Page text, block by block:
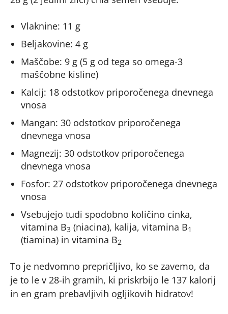
Vlaknine: 11 g
Beljakovine: 4 g
Maščobe: 9 g (5 g od tega so omega-3
maščobne kisline)
Kalcij: 18 odstotkov priporočenega dnevnega
vnosa
Mangan: 30 odstotkov priporočenega
dnevnega vnosa
Magnezij: 30 odstotkov priporočenega
dnevnega vnosa
Fosfor: 27 odstotkov priporočenega dnevnega
vnosa
Vsebujejo tudi spodobno količino cinka,
vitamina B3 (niacina), kalija, vitamina B1
(tiamina) in vitamina B2
To je nedvomno prepričljivo, ko se zavemo, da
je to le v 28-ih gramih, ki priskrbijo le 137 kalorij
in en gram prebavljivih ogljikovih hidratov!